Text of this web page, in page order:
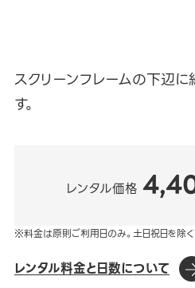
スクリーンフレームの下辺
す。
レンタル価格
※料金は原則ご利用日のみ。土日祝日を除
レンタル料金と日数について